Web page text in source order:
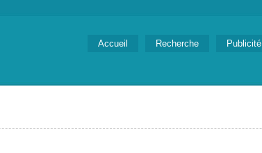
Accueil Recherche Publicité